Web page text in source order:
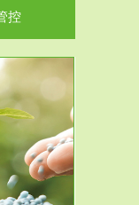
控